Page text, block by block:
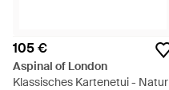
105 €
Aspinal of London
Klassisches Kartenetui - Natur